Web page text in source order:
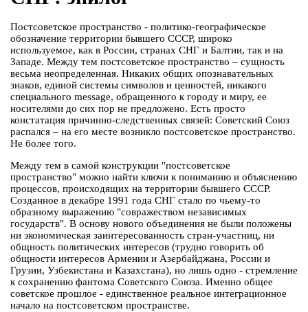
Постсоветское пространство - политико-географическое
обозначение территории бывшего СССР, широко
используемое, как в России, странах СНГ и Балтии, так и на
Западе. Между тем постсоветское пространство – сущность
весьма неопределенная. Никаких общих опознавательных
знаков, единой системы символов и ценностей, никакого
специального message, обращенного к городу и миру, ее
носителями до сих пор не предложено. Есть просто
констатация причинно-следственных связей: Советский Союз
распался – на его месте возникло постсоветское пространство.
Не более того.
Между тем в самой конструкции "постсоветское
пространство" можно найти ключи к пониманию и объяснению
процессов, происходящих на территории бывшего СССР.
Созданное в декабре 1991 года СНГ стало по чьему-то
образному выражению "совражеством независимых
государств". В основу нового объединения не были положены
ни экономическая заинтересованность стран-участниц, ни
общность политических интересов (трудно говорить об
общности интересов Армении и Азербайджана, России и
Грузии, Узбекистана и Казахстана), но лишь одно - стремление
к сохранению фантома Советского Союза. Именно общее
советское прошлое - единственное реальное интеграционное
начало на постсоветском пространстве.